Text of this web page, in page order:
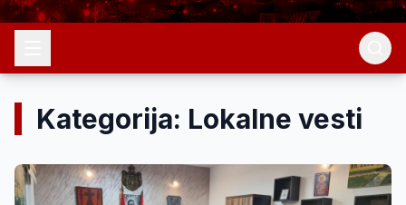
Kategorija: Lokalne vesti